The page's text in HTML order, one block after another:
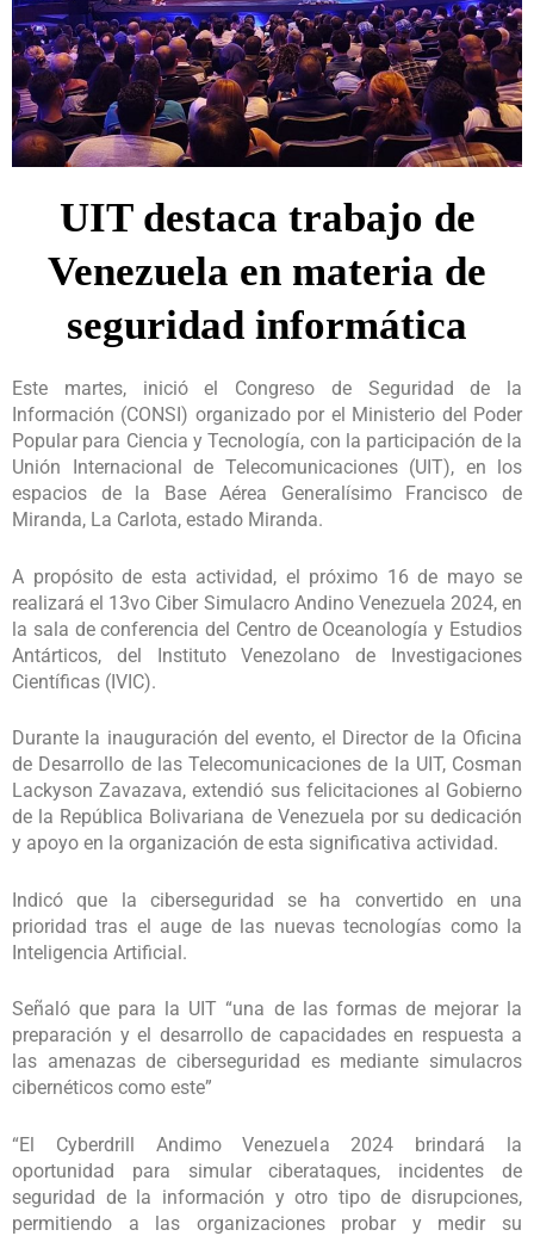
UIT destaca trabajo de
Venezuela en materia de
seguridad informática
Este martes, inició el Congreso de Seguridad de la
Información (CONSI) organizado por el Ministerio del Poder
Popular para Ciencia y Tecnología, con la participación de la
Unión Internacional de Telecomunicaciones (UIT), en los
espacios de la Base Aérea Generalísimo Francisco de
Miranda, La Carlota, estado Miranda.
A propósito de esta actividad, el próximo 16 de mayo se
realizará el 13vo Ciber Simulacro Andino Venezuela 2024, en
la sala de conferencia del Centro de Oceanología y Estudios
Antárticos, del Instituto Venezolano de Investigaciones
Científicas (IVIC).
Durante la inauguración del evento, el Director de la Oficina
de Desarrollo de las Telecomunicaciones de la UIT, Cosman
Lackyson Zavazava, extendió sus felicitaciones al Gobierno
de la República Bolivariana de Venezuela por su dedicación
y apoyo en la organización de esta significativa actividad.
Indicó que la ciberseguridad se ha convertido en una
prioridad tras el auge de las nuevas tecnologías como la
Inteligencia Artificial.
Señaló que para la UIT “una de las formas de mejorar la
preparación y el desarrollo de capacidades en respuesta a
las amenazas de ciberseguridad es mediante simulacros
cibernéticos como este”
“El Cyberdrill Andimo Venezuela 2024 brindará la
oportunidad para simular ciberataques, incidentes de
seguridad de la información y otro tipo de disrupciones,
permitiendo a las organizaciones probar y medir su